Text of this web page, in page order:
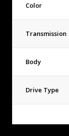
Color
Transmission
Body
Drive Type